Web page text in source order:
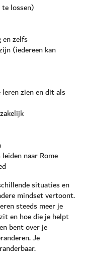
lossen)
en zelfs
(iedereen kan
zien en dit als
naar Rome
situaties en
mindset vertoont.
steeds meer je
en hoe die je helpt
bent over je
Je